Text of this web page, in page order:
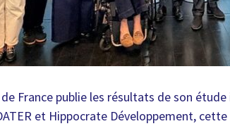
France publie les résultats de son
et Hippocrate Développement,